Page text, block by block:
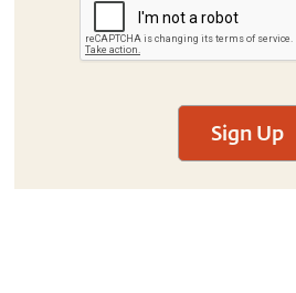
Sign Up